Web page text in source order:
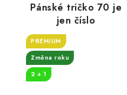
Pánské tričko 70 je
jen číslo
PREMIUM
Změna roku
2 + 1